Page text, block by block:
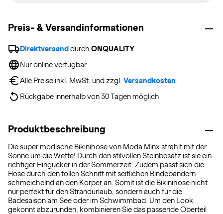
Preis- & Versandinformationen
Direktversand durch ONQUALITY
Nur online verfügbar
Alle Preise inkl. MwSt. und zzgl. Versandkosten
Rückgabe innerhalb von 30 Tagen möglich
Produktbeschreibung
Die super modische Bikinihose von Moda Minx strahlt mit der
Sonne um die Wette! Durch den stilvollen Steinbesatz ist sie ein
richtiger Hingucker in der Sommerzeit. Zudem passt sich die
Hose durch den tollen Schnitt mit seitlichen Bindebändern
schmeichelnd an den Körper an. Somit ist die Bikinihose nicht
nur perfekt für den Strandurlaub, sondern auch für die
Badesaison am See oder im Schwimmbad. Um den Look
gekonnt abzurunden, kombinieren Sie das passende Oberteil